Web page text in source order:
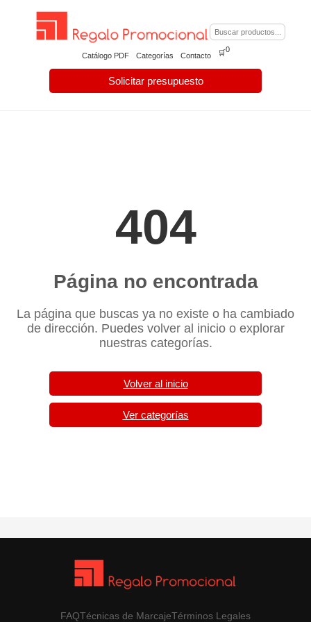
Catálogo PDF Categorías Contacto
Solicitar presupuesto
🛒0
404
Página no encontrada
La página que buscas ya no existe o ha cambiado
de dirección. Puedes volver al inicio o explorar
nuestras categorías.
Volver al inicio
Ver categorías
FAQTécnicas de MarcajeTérminos Legales